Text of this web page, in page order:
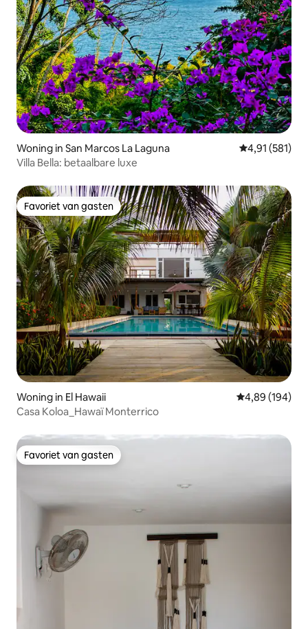
Woning in San Marcos La Laguna Gemiddelde
4,91 (581)
Villa Bella: betaalbare luxe
Favoriet van gasten
Favoriet van gasten
Woning in El Hawaii Gemiddelde
4,89 (194)
Casa Koloa_Hawaï Monterrico
Favoriet van gasten
Favoriet van gasten